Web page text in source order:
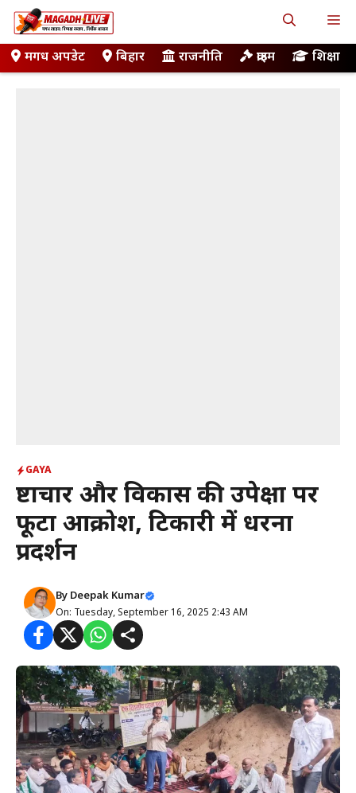
Skip
to
contentमगध अपडेट बिहार राजनीति क्राइम शिक्षा
GAYA
भ्रष्टाचार और विकास की उपेक्षा पर
फूटा आक्रोश, टिकारी में धरना
प्रदर्शन
By Deepak Kumar
On: Tuesday, September 16, 2025 2:43 AM